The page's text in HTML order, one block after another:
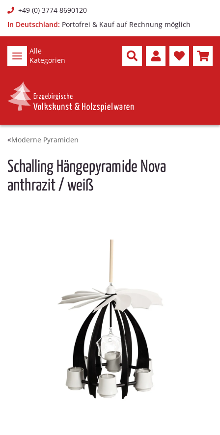
+49 (0) 3774 8690120
In Deutschland: Portofrei & Kauf auf Rechnung möglich
Alle
Kategorien
Moderne Pyramiden
Schalling Hängepyramide Nova
anthrazit / weiß